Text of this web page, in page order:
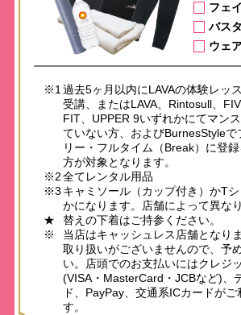
フェ
バス
ウェ
※1過去5ヶ月以内にLAVAの体験レッ
受講、またはLAVA、Rintosull、
FIT、UPPER 9いずれかにてマン
ていない方、およびBurnesStyleで
リー・フルタイム（Break）に登
方が対象となります。
※2全てレンタル用品
※3 キャミソール（カップ付き）かT
かになります。店舗によって異なり
★
替えの下着はご持参ください。
※
当店はキャッシュレス店舗となり
取り扱いがございませんので、予
い。店頭でのお支払いにはクレジ
(VISA・MasterCard・JCBなど)、
ド、PayPay、交通系ICカードがご
す。